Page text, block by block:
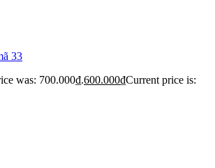
33
was: 700.000₫.600.000₫Current price is: